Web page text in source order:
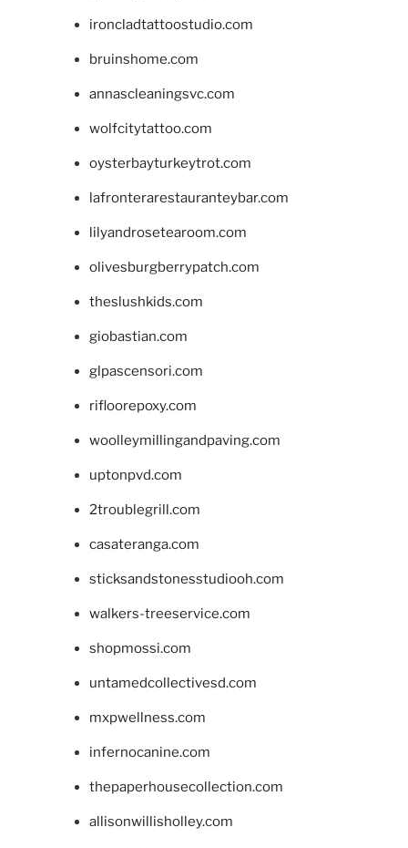
ironcladtattoostudio.com
bruinshome.com
annascleaningsvc.com
wolfcitytattoo.com
oysterbayturkeytrot.com
lafronterarestauranteybar.com
lilyandrosetearoom.com
olivesburgberrypatch.com
theslushkids.com
giobastian.com
glpascensori.com
rifloorepoxy.com
woolleymillingandpaving.com
uptonpvd.com
2troublegrill.com
casateranga.com
sticksandstonesstudiooh.com
walkers-treeservice.com
shopmossi.com
untamedcollectivesd.com
mxpwellness.com
infernocanine.com
thepaperhousecollection.com
allisonwillisholley.com